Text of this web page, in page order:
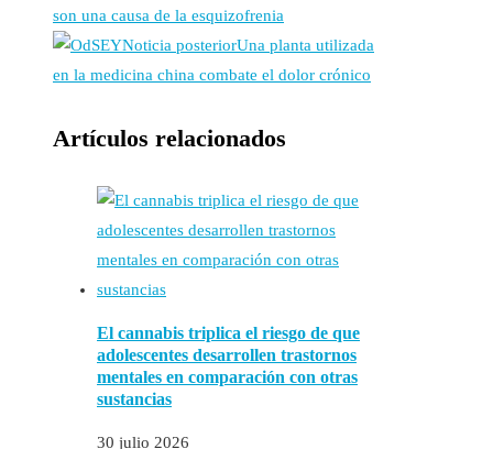
son una causa de la esquizofrenia
Noticia posteriorUna planta utilizada
en la medicina china combate el dolor crónico
Artículos relacionados
El cannabis triplica el riesgo de que
adolescentes desarrollen trastornos
mentales en comparación con otras
sustancias
30 julio 2026